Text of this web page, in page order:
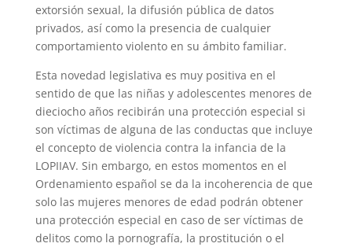
extorsión sexual, la difusión pública de datos
privados, así como la presencia de cualquier
comportamiento violento en su ámbito familiar.
Esta novedad legislativa es muy positiva en el
sentido de que las niñas y adolescentes menores de
dieciocho años recibirán una protección especial si
son víctimas de alguna de las conductas que incluye
el concepto de violencia contra la infancia de la
LOPIIAV. Sin embargo, en estos momentos en el
Ordenamiento español se da la incoherencia de que
solo las mujeres menores de edad podrán obtener
una protección especial en caso de ser víctimas de
delitos como la pornografía, la prostitución o el